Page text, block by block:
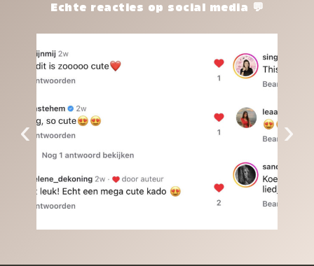
het waard.Echte reacties op social media 💬
‹ ›